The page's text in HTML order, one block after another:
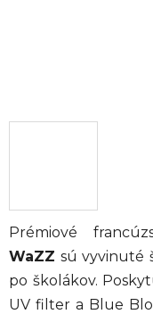
Prémiové
WaZZ sú vyvinuté
po školákov.
UV filter a Blue